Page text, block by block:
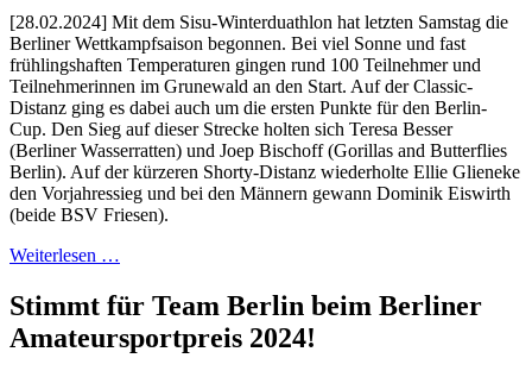
[28.02.2024] Mit dem Sisu-Winterduathlon hat letzten Samstag die
Berliner Wettkampfsaison begonnen. Bei viel Sonne und fast
frühlingshaften Temperaturen gingen rund 100 Teilnehmer und
Teilnehmerinnen im Grunewald an den Start. Auf der Classic-
Distanz ging es dabei auch um die ersten Punkte für den Berlin-
Cup. Den Sieg auf dieser Strecke holten sich Teresa Besser
(Berliner Wasserratten) und Joep Bischoff (Gorillas and Butterflies
Berlin). Auf der kürzeren Shorty-Distanz wiederholte Ellie Glieneke
den Vorjahressieg und bei den Männern gewann Dominik Eiswirth
(beide BSV Friesen).
Weiterlesen …
Stimmt für Team Berlin beim Berliner
Amateursportpreis 2024!